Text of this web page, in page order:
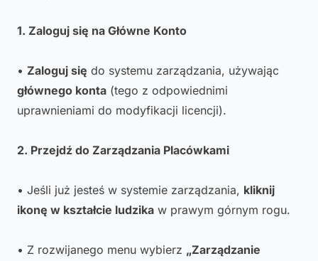
1. Zaloguj się na Główne Konto
• Zaloguj się do systemu zarządzania, używając
głównego konta (tego z odpowiednimi
uprawnieniami do modyfikacji licencji).
2. Przejdź do Zarządzania Placówkami
• Jeśli już jesteś w systemie zarządzania, kliknij
ikonę w kształcie ludzika w prawym górnym rogu.
• Z rozwijanego menu wybierz „Zarządzanie